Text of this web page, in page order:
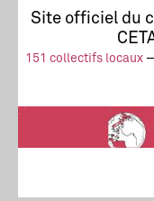
Site officiel du
151 collectifs locaux
Actus
Stop à